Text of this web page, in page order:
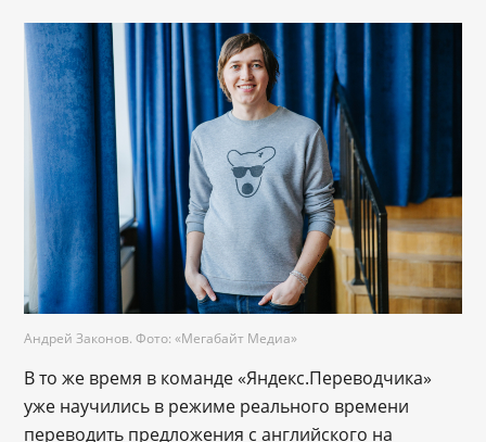
Андрей Законов. Фото: «Мегабайт Медиа»
В то же время в команде «Яндекс.Переводчика»
уже научились в режиме реального времени
переводить предложения с английского на